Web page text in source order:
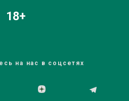
18+
на нас в соцсетях